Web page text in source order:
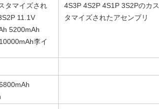
タマイズされ
11.1V
5200mAh
李イ
4S3P 4S2P 4S1P 3S2Pのカス
タマイズされたアセンブリ